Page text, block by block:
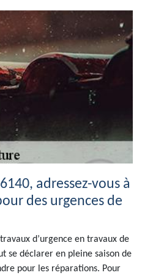
adressez-vous à
des urgences de
d’urgence en travaux de
se déclarer en pleine saison de
pour les réparations. Pour